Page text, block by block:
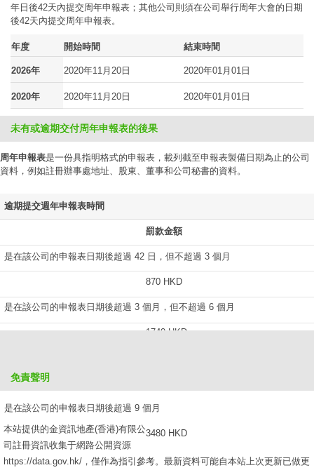
年日後42天內提交周年申報表；其他公司則須在公司舉行周年大會的日期
後42天內提交周年申報表。
年度 開始時間 結束時間
2026年 2020年11月20日 2020年01月01日
2020年 2020年11月20日 2020年01月01日
未有或逾期交付周年申報表的後果
周年申報表是一份具指明格式的申報表，載列截至申報表製備日期為止的公司
資料，例如註冊辦事處地址、股東、董事和公司秘書的資料。
逾期提交週年申報表時間
罰款金額
是在該公司的申報表日期後超過 42 日，但不超過 3 個月
870 HKD
是在該公司的申報表日期後超過 3 個月，但不超過 6 個月
1740 HKD
是在該公司的申報表日期後超過 9 個月
3480 HKD
免責聲明
本站提供的金資訊地產(香港)有限公
司註冊資訊收集于網路公開資源
https://data.gov.hk/，僅作為指引參考。最新資料可能自本站上次更新已做更